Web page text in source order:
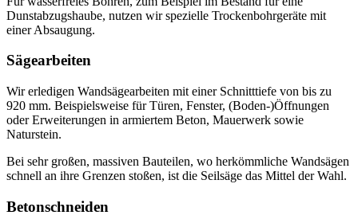
Dunstabzugs­haube, nutzen wir spezielle Trocken­bohrgeräte mit
einer Absaugung.
Sägearbeiten
Wir erledigen Wand­säge­arbeiten mit einer Schnitttiefe von bis zu
920 mm. Beispielsweise für Türen, Fenster, (Boden-)Öffnungen
oder Erweiterungen in armiertem Beton, Mauerwerk sowie
Naturstein.
Bei sehr großen, massiven Bauteilen, wo herkömmliche Wandsägen
schnell an ihre Grenzen stoßen, ist die Seilsäge das Mittel der Wahl.
Betonschneiden